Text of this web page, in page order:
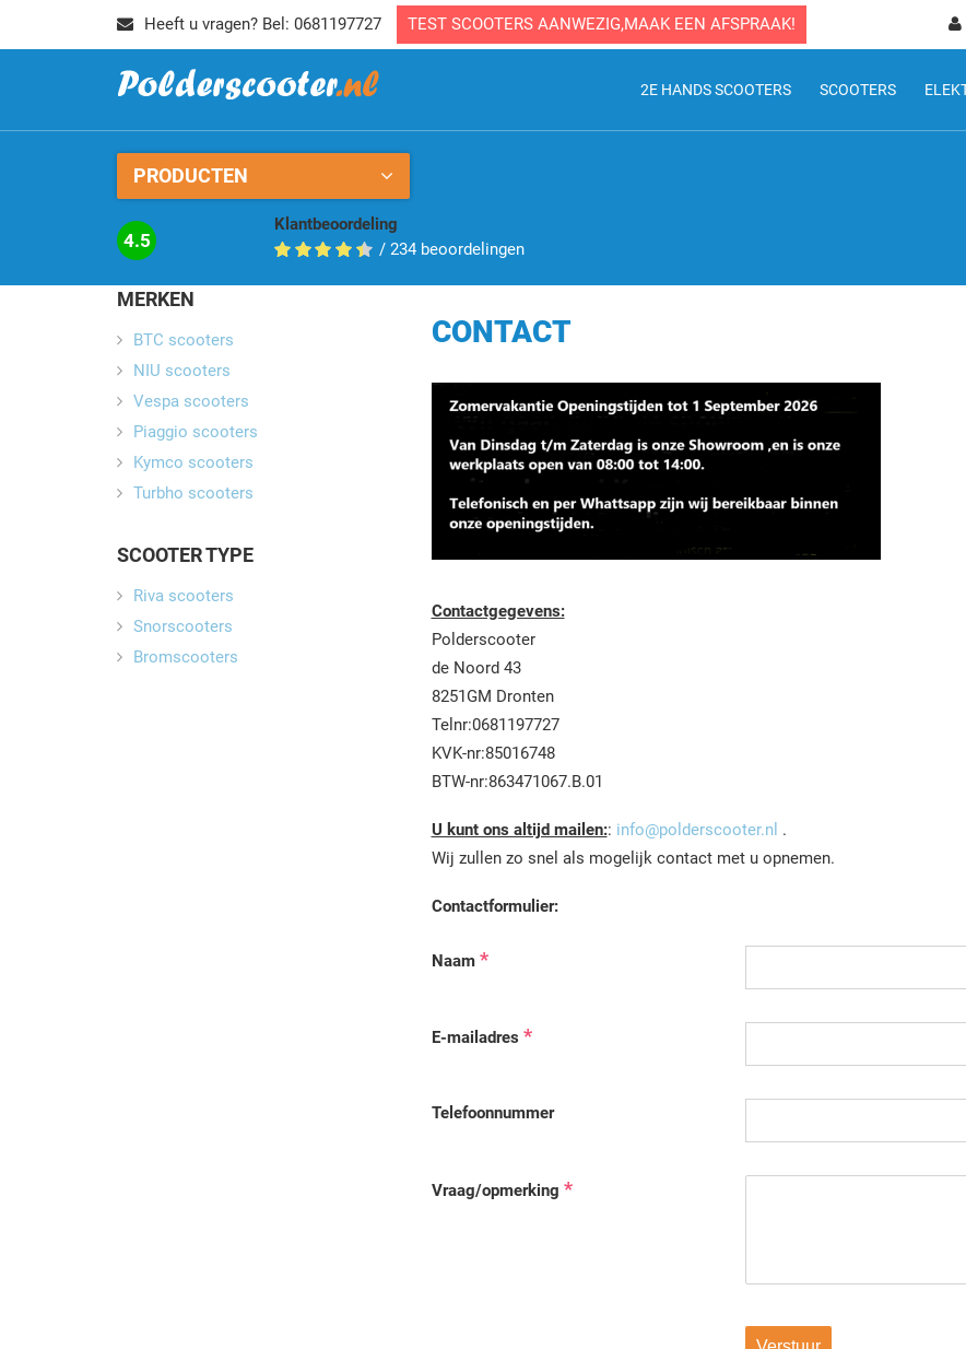
Heeft u vragen? Bel: 0681197727 TEST SCOOTERS AANWEZIG,MAAK EEN AFSPRAAK!
2E HANDS SCOOTERS SCOOTERS
PRODUCTEN
4.5
Klantbeoordeling
/ 234 beoordelingen
CONTACT
Contactgegevens:
Polderscooter
de Noord 43
8251GM Dronten
Telnr:0681197727
KVK-nr:85016748
BTW-nr:863471067.B.01
U kunt ons altijd mailen:: info@polderscooter.nl .
Wij zullen zo snel als mogelijk contact met u opnemen.
Contactformulier:
Naam *
E-mailadres *
Telefoonnummer
Vraag/opmerking *
MERKEN
BTC scooters
NIU scooters
Vespa scooters
Piaggio scooters
Kymco scooters
Turbho scooters
SCOOTER TYPE
Riva scooters
Snorscooters
Bromscooters